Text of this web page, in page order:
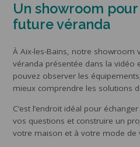
Un showroom
future véranda
À Aix-les-Bains, notre showroom
véranda présentée dans la vidéo
pouvez observer les
mieux comprendre les solutions
C’est l’endroit idéal pour
vos questions et construire un
votre maison et à votre mode de